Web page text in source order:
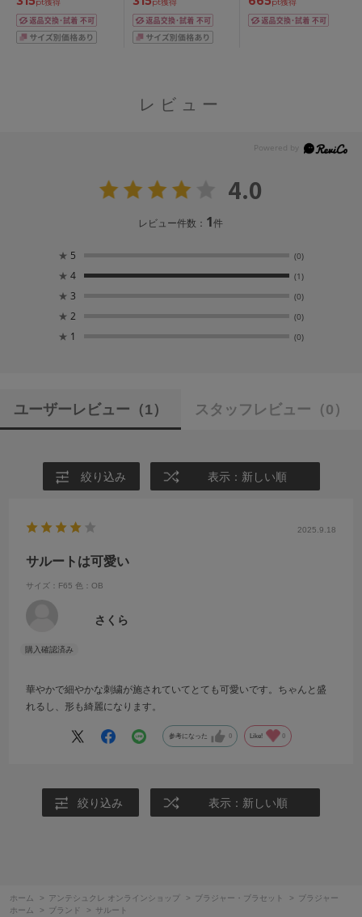
レビュー
4.0
レビュー件数： 1件
★ 5 (0)
★ 4 (1)
★ 3 (0)
★ 2 (0)
★ 1 (0)
ユーザーレビュー （1） スタッフレビュー （0）
絞り込み 表示：新しい順
2025.9.18
サルートは可愛い
サイズ：F65 色：OB
さくら
華やかで細やかな刺繍が施されていてとても可愛いです。ちゃんと盛
れるし、形も綺麗になります。
参考になった 0 Like! 0
絞り込み 表示：新しい順
ホーム > アンテシュクレ オンラインショップ > ブラジャー・ブラセット >
ブラジャー
ホーム
> ブランド >
サルート